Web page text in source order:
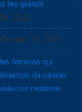
2021
October 15, 2021
femmes qui
du cancer
moderne.